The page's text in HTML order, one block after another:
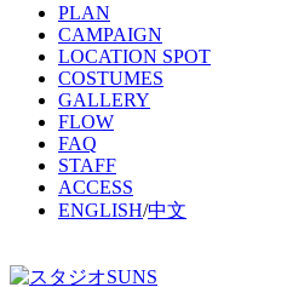
PLAN
CAMPAIGN
LOCATION SPOT
COSTUMES
GALLERY
FLOW
FAQ
STAFF
ACCESS
ENGLISH/中文